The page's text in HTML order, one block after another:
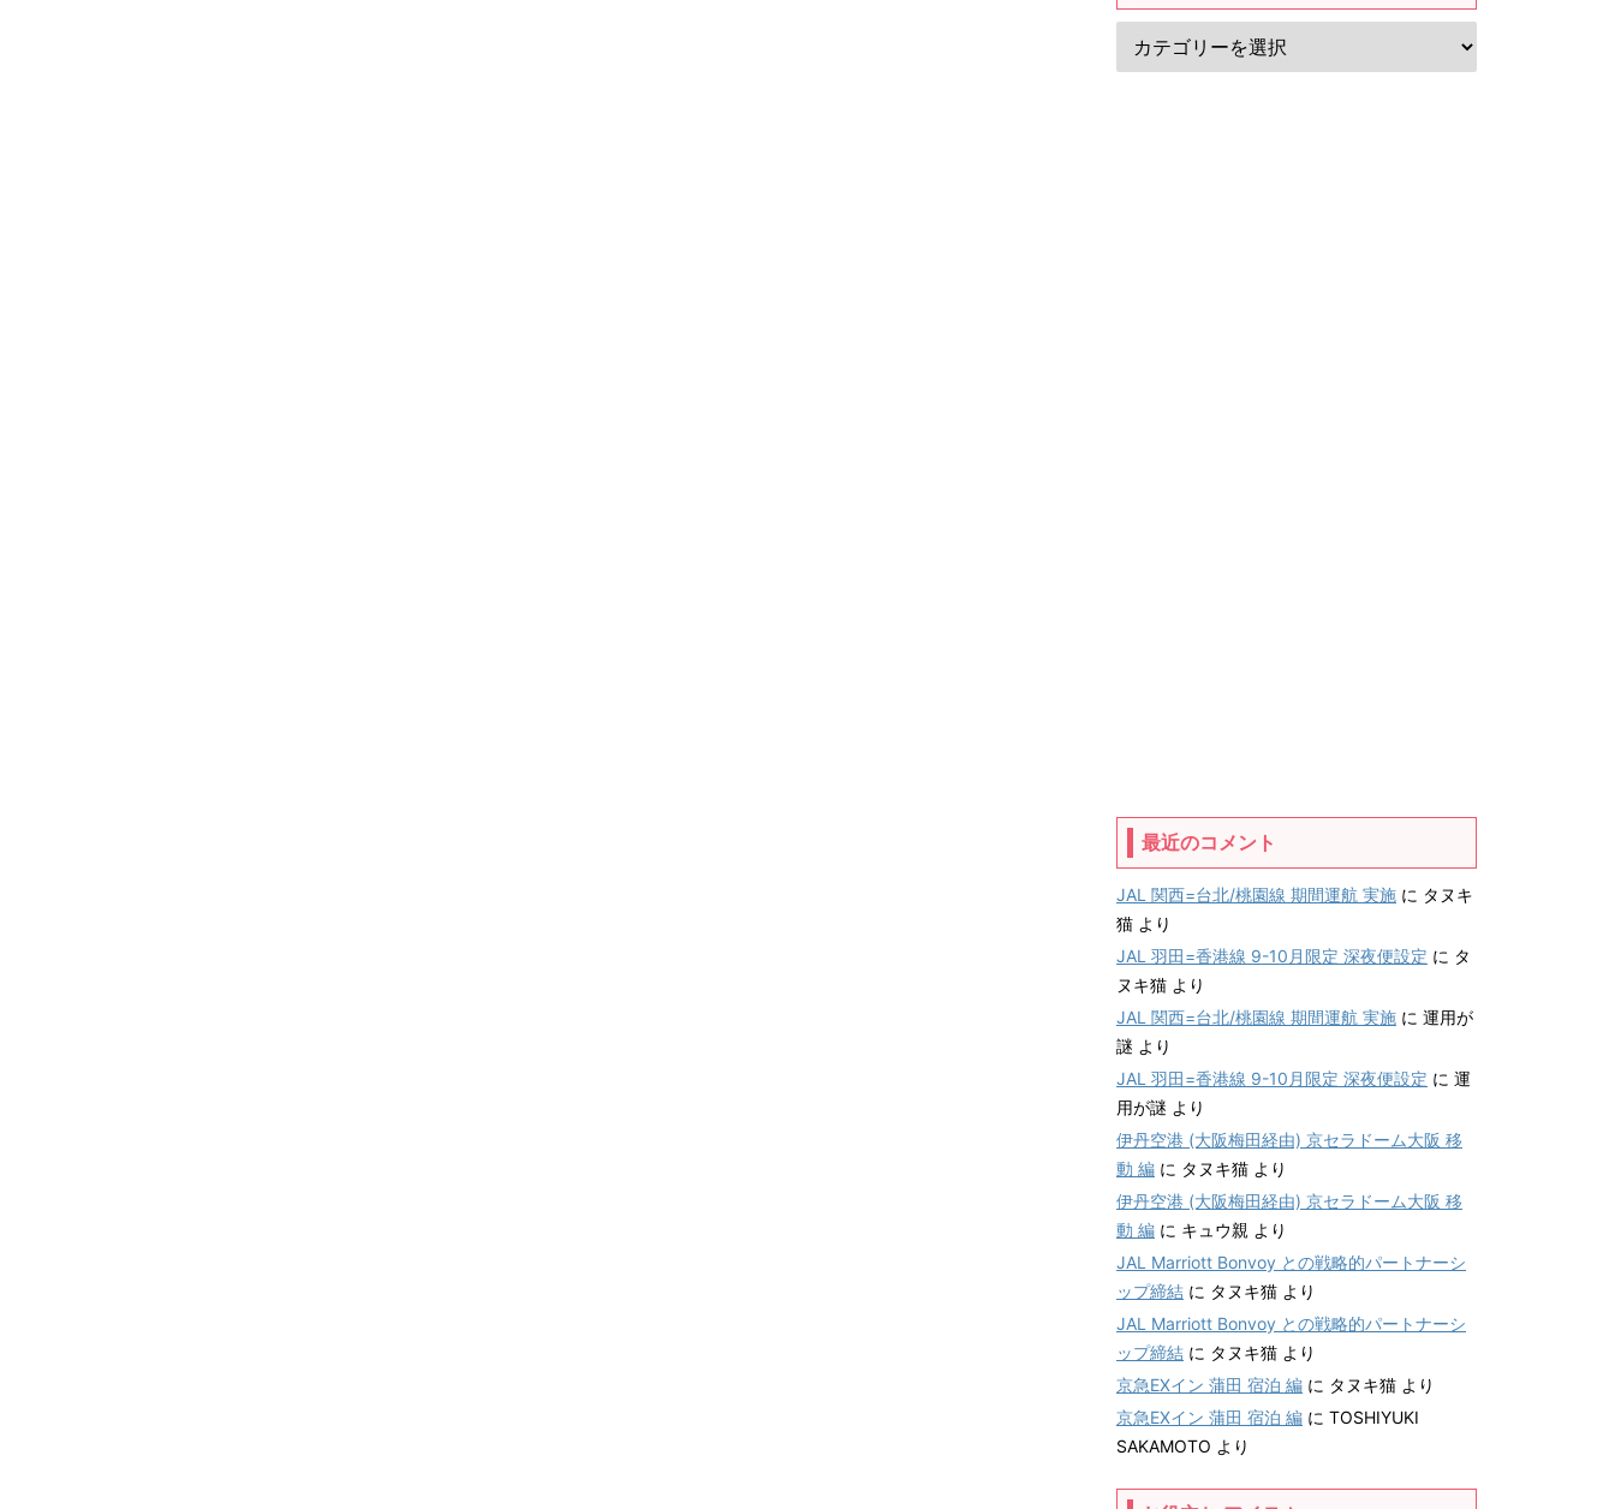
最近のコメント
JAL 関西=台北/桃園線 期間運航 実施 に タヌキ
猫 より
JAL 羽田=香港線 9-10月限定 深夜便設定 に タ
ヌキ猫 より
JAL 関西=台北/桃園線 期間運航 実施 に 運用が
謎 より
JAL 羽田=香港線 9-10月限定 深夜便設定 に 運
用が謎 より
伊丹空港 (大阪梅田経由) 京セラドーム大阪 移
動 編 に タヌキ猫 より
伊丹空港 (大阪梅田経由) 京セラドーム大阪 移
動 編 に キュウ親 より
JAL Marriott Bonvoy との戦略的パートナーシ
ップ締結 に タヌキ猫 より
JAL Marriott Bonvoy との戦略的パートナーシ
ップ締結 に タヌキ猫 より
京急EXイン 蒲田 宿泊 編 に タヌキ猫 より
京急EXイン 蒲田 宿泊 編 に TOSHIYUKI
SAKAMOTO より